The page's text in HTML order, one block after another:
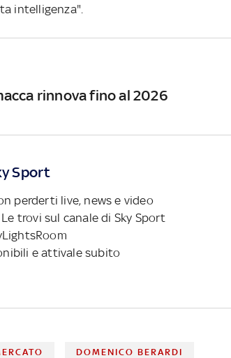
intelligenza".
rinnova fino al 2026
Sport
perderti live, news e video
trovi sul canale di Sky Sport
e attivale subito
DOMENICO BERARDI